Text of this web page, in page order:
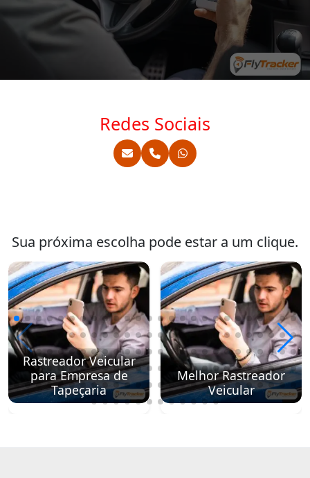
Redes Sociais
Sua próxima escolha pode estar a um clique.
Rastreador Veicular
para Empresa de
Tapeçaria
Melhor Rastreador
Veicular